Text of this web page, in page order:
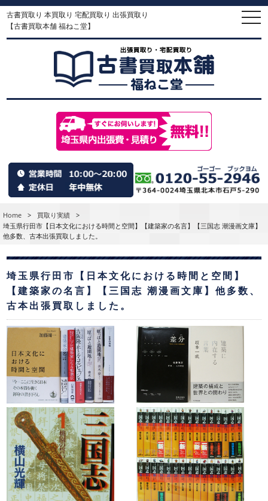
古書買取り 本買取り 宅配買取り 出張買取り
【古書買取本舗 福ねこ堂】
Home > 買取り実績
>
埼玉県行田市【日本文化における時間と空間】【建築家の名言】【三国志 潮漫画文庫】
他多数、古本出張買取しました。
埼玉県行田市【日本文化における時間と空間】
【建築家の名言】【三国志 潮漫画文庫】他多数、
古本出張買取しました。